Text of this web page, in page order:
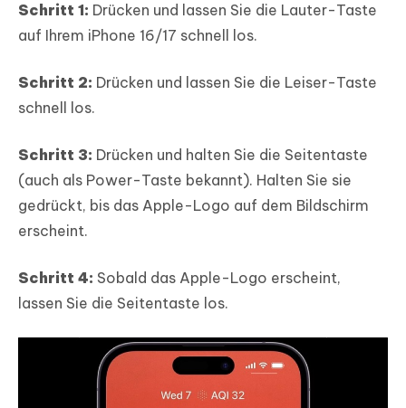
Schritt 1: Drücken und lassen Sie die Lauter-Taste
auf Ihrem iPhone 16/17 schnell los.
Schritt 2: Drücken und lassen Sie die Leiser-Taste
schnell los.
Schritt 3: Drücken und halten Sie die Seitentaste
(auch als Power-Taste bekannt). Halten Sie sie
gedrückt, bis das Apple-Logo auf dem Bildschirm
erscheint.
Schritt 4: Sobald das Apple-Logo erscheint,
lassen Sie die Seitentaste los.